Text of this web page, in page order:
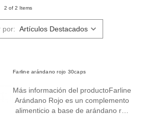
2 of 2 Items
por:
Farline arándano rojo 30caps
Más información del productoFarline
Arándano Rojo es un complemento
alimenticio a base de arándano r…